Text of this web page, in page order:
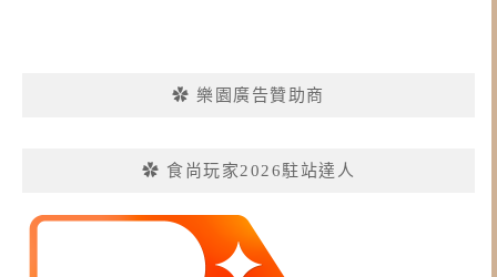
✿ 樂園廣告贊助商
✿ 食尚玩家2026駐站達人